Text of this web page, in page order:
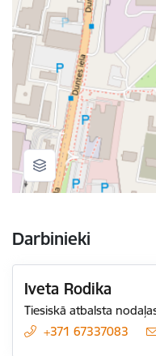
Darbinieki
Iveta Rodika
Tiesiskā atbalsta
+371 67337083